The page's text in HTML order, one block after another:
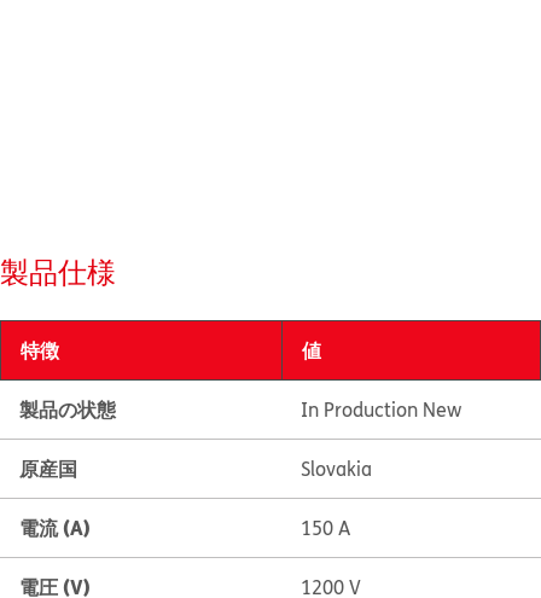
製品仕様
特徴 値
製品の状態 In Production New
原産国 Slovakia
電流 (A) 150 A
電圧 (V) 1200 V